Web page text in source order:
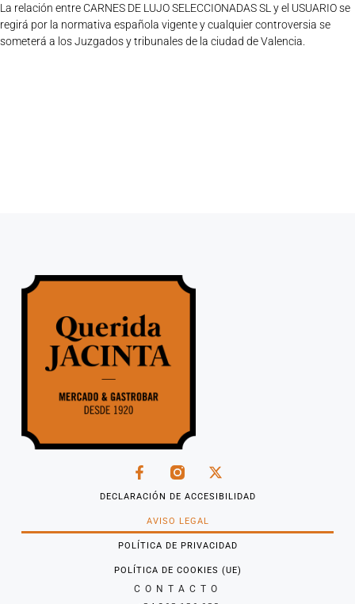
La relación entre CARNES DE LUJO SELECCIONADAS SL y el USUARIO se
regirá por la normativa española vigente y cualquier controversia se
someterá a los Juzgados y tribunales de la ciudad de Valencia.
DECLARACIÓN DE ACCESIBILIDAD
AVISO LEGAL
POLÍTICA DE PRIVACIDAD
POLÍTICA DE COOKIES (UE)
CONTACTO